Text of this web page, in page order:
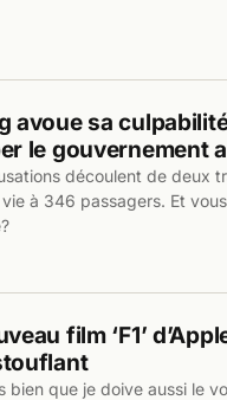
avoue sa
le gouvernement
découlent de deux
à 346 passagers. Et
film ‘F1’
bien que je doive aussi le